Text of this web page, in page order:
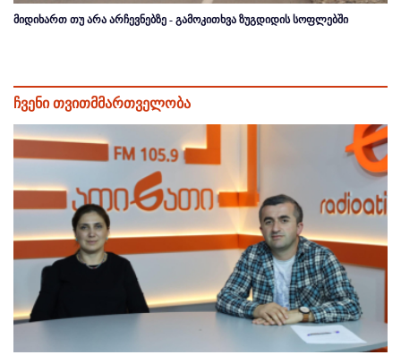
მიდიხართ თუ არა არჩევნებზე - გამოკითხვა ზუგდიდის სოფლებში
ჩვენი თვითმმართველობა